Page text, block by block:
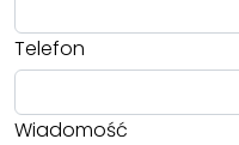
Telefon
Wiadomość